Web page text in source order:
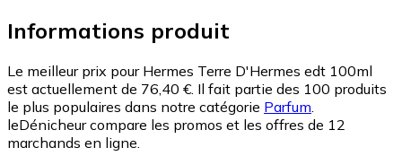
Informations produit
Le meilleur prix pour Hermes Terre D'Hermes edt 100ml
est actuellement de 76,40 €. Il fait partie des 100 produits
le plus populaires dans notre catégorie Parfum
leDénicheur compare les promos et les offres de 12
marchands en ligne.